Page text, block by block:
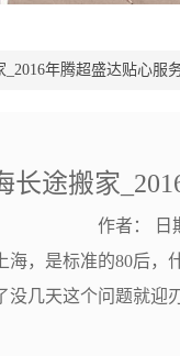
_2016年腾超盛达贴心服
长途搬家
作者：
日
是标准的80后，
没几天这个问题就